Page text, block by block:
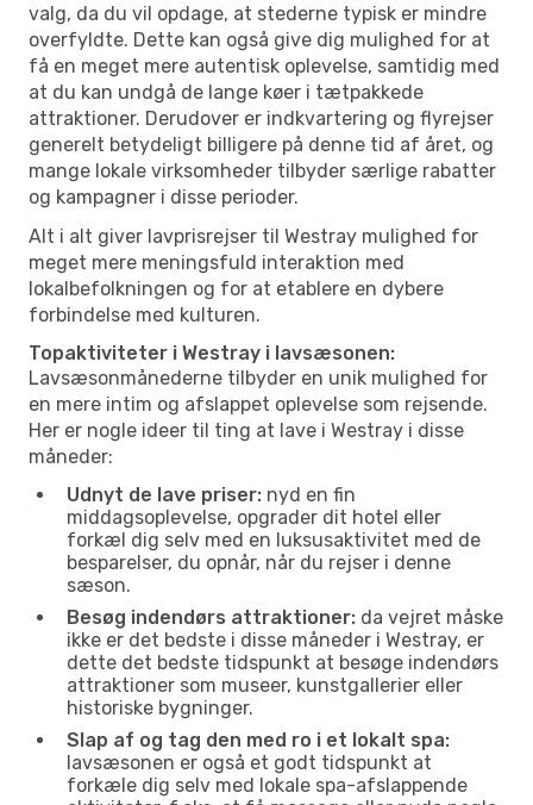
valg, da du vil opdage, at stederne typisk er mindre
overfyldte. Dette kan også give dig mulighed for at
få en meget mere autentisk oplevelse, samtidig med
at du kan undgå de lange køer i tætpakkede
attraktioner. Derudover er indkvartering og flyrejser
generelt betydeligt billigere på denne tid af året, og
mange lokale virksomheder tilbyder særlige rabatter
og kampagner i disse perioder.
Alt i alt giver lavprisrejser til Westray mulighed for
meget mere meningsfuld interaktion med
lokalbefolkningen og for at etablere en dybere
forbindelse med kulturen.
Topaktiviteter i Westray i lavsæsonen:
Lavsæsonmånederne tilbyder en unik mulighed for
en mere intim og afslappet oplevelse som rejsende.
Her er nogle ideer til ting at lave i Westray i disse
måneder:
Udnyt de lave priser: nyd en fin
middagsoplevelse, opgrader dit hotel eller
forkæl dig selv med en luksusaktivitet med de
besparelser, du opnår, når du rejser i denne
sæson.
Besøg indendørs attraktioner: da vejret måske
ikke er det bedste i disse måneder i Westray, er
dette det bedste tidspunkt at besøge indendørs
attraktioner som museer, kunstgallerier eller
historiske bygninger.
Slap af og tag den med ro i et lokalt spa:
lavsæsonen er også et godt tidspunkt at
forkæle dig selv med lokale spa-afslappende